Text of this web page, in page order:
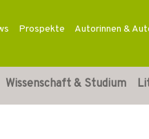
Prospekte Autorinnen &
Wissenschaft & Studium